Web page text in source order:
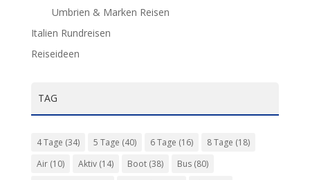
Umbrien & Marken Reisen
Italien Rundreisen
Reiseideen
TAG
4 Tage (34) 5 Tage (40) 6 Tage (16) 8 Tage (18)
Air(10) Aktiv(14) Boot(38) Bus(80)